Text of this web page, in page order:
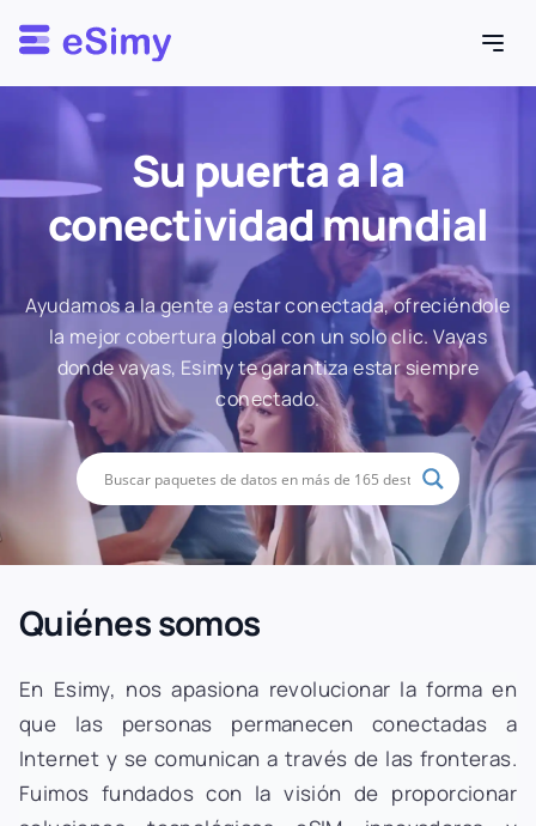
Esimy
Su puerta a la
conectividad mundial
Ayudamos a la gente a estar conectada, ofreciéndole
la mejor cobertura global con un solo clic. Vayas
donde vayas, Esimy te garantiza estar siempre
conectado.
Quiénes somos
En Esimy, nos apasiona revolucionar la forma en
que las personas permanecen conectadas a
Internet y se comunican a través de las fronteras.
Fuimos fundados con la visión de proporcionar